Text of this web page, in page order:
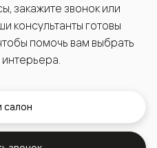
закажите звонок или
консультанты готовы
помочь вам выбрать
салон